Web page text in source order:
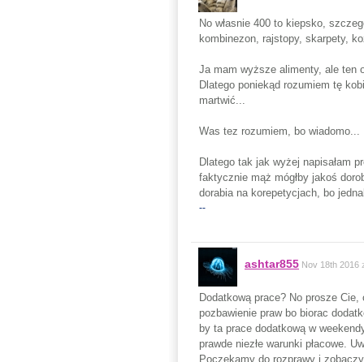
No własnie 400 to kiepsko,
kombinezon, rajstopy, skarpety,
Ja mam wyższe alimenty, ale ten
Dlatego poniekąd rozumiem tę
martwić...
Was tez rozumiem, bo wiadomo...
Dlatego tak jak wyżej napisałam
faktycznie mąż mógłby jakoś
dorabia na korepetycjach, bo
--
ashtar855 Nov 18th 2016
Dodatkową prace? No prosze
pozbawienie praw bo biorac
by ta prace dodatkową w
prawde niezłe warunki płacowe.
Poczekamy do rozprawy i